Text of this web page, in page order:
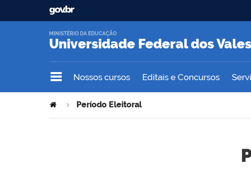
Universidade Federal dos
MINISTÉRIO DA EDUCAÇÃO
Nossos cursos Editais e Concursos
Período Eleitoral